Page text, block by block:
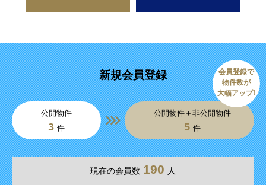
新規会員登録
公開物件
3 件
公開物件＋非公開物件
5 件
会員登録で
物件数が
大幅アップ!
現在の会員数 190 人